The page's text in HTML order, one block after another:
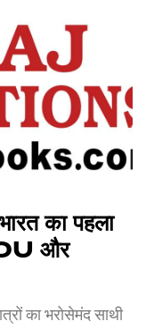
कापहला
और
का भरोसेमंद साथी